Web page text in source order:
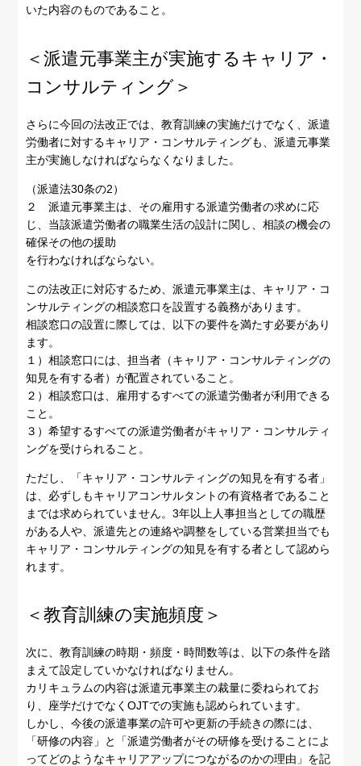
いた内容のものであること。
＜派遣元事業主が実施するキャリア・
コンサルティング＞
さらに今回の法改正では、教育訓練の実施だけでなく、派遣
労働者に対するキャリア・コンサルティングも、派遣元事業
主が実施しなければならなくなりました。
（派遣法30条の2）
２ 派遣元事業主は、その雇用する派遣労働者の求めに応
じ、当該派遣労働者の職業生活の設計に関し、相談の機会の
確保その他の援助
を行わなければならない。
この法改正に対応するため、派遣元事業主は、キャリア・コ
ンサルティングの相談窓口を設置する義務があります。
相談窓口の設置に際しては、以下の要件を満たす必要があり
ます。
１）相談窓口には、担当者（キャリア・コンサルティングの
知見を有する者）が配置されていること。
２）相談窓口は、雇用するすべての派遣労働者が利用できる
こと。
３）希望するすべての派遣労働者がキャリア・コンサルティ
ングを受けられること。
ただし、「キャリア・コンサルティングの知見を有する者」
は、必ずしもキャリアコンサルタントの有資格者であること
までは求められていません。3年以上人事担当としての職歴
がある人や、派遣先との連絡や調整をしている営業担当でも
キャリア・コンサルティングの知見を有する者として認めら
れます。
＜教育訓練の実施頻度＞
次に、教育訓練の時期・頻度・時間数等は、以下の条件を踏
まえて設定していかなければなりません。
カリキュラムの内容は派遣元事業主の裁量に委ねられてお
り、座学だけでなくOJTでの実施も認められています。
しかし、今後の派遣事業の許可や更新の手続きの際には、
「研修の内容」と「派遣労働者がその研修を受けることによ
ってどのようなキャリアアップにつながるのかの理由」を記